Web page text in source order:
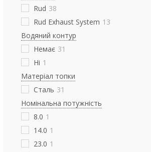
Rud 38
Rud Exhaust System 13
Водяний контур
Немає 31
Ні 1
Матеріал топки
Сталь 31
Номінальна потужність
8.0 1
14.0 1
23.0 1